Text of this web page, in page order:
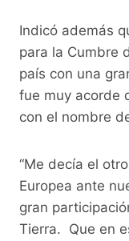
Indicó además
para la Cumbre
país con una
fue muy acorde
con el nombre
“Me decía el
Europea ante
gran
Tierra. Que en